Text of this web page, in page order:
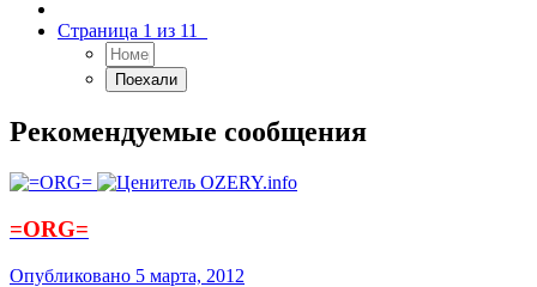
Страница 1 из 11
Рекомендуемые сообщения
=ORG=
Опубликовано 5 марта, 2012